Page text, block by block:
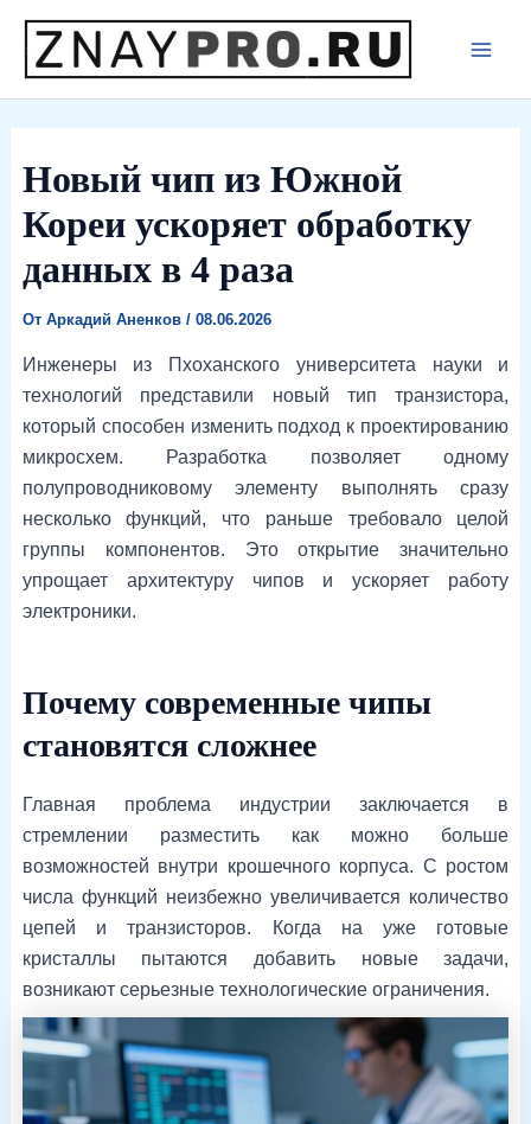
содержимому
Новый чип из Южной
Кореи ускоряет обработку
данных в 4 раза
От Аркадий Аненков / 08.06.2026
Инженеры из Пхоханского университета науки и
технологий представили новый тип транзистора,
который способен изменить подход к проектированию
микросхем. Разработка позволяет одному
полупроводниковому элементу выполнять сразу
несколько функций, что раньше требовало целой
группы компонентов. Это открытие значительно
упрощает архитектуру чипов и ускоряет работу
электроники.
Почему современные чипы
становятся сложнее
Главная проблема индустрии заключается в
стремлении разместить как можно больше
возможностей внутри крошечного корпуса. С ростом
числа функций неизбежно увеличивается количество
цепей и транзисторов. Когда на уже готовые
кристаллы пытаются добавить новые задачи,
возникают серьезные технологические ограничения.